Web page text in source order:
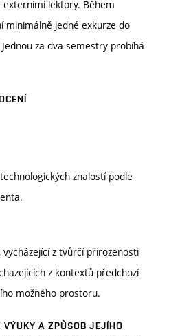
lektory. Během
jedné exkurze do
za dva semestry probíhá
znalostí podle
z tvůrčí přirozenosti
z kontextů předchozí
možného prostoru.
VÝUKY A ZPŮSOB JEJÍHO